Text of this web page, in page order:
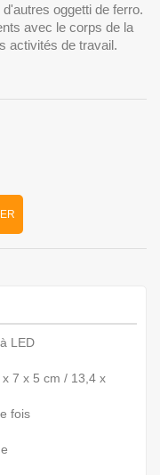
oggetti de ferro.
avec le corps de la
activités de travail.
LED
7 x 5 cm / 13,4 x
fois